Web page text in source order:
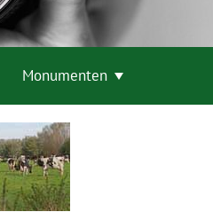
Monumenten